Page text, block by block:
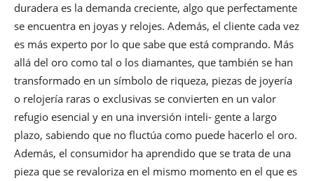
duradera es la demanda creciente, algo que perfectamente
se encuentra en joyas y relojes. Además, el cliente cada vez
es más experto por lo que sabe que está comprando. Más
allá del oro como tal o los diamantes, que también se han
transformado en un símbolo de riqueza, piezas de joyería
o relojería raras o exclusivas se convierten en un valor
refugio esencial y en una inversión inteli- gente a largo
plazo, sabiendo que no fluctúa como puede hacerlo el oro.
Además, el consumidor ha aprendido que se trata de una
pieza que se revaloriza en el mismo momento en el que es